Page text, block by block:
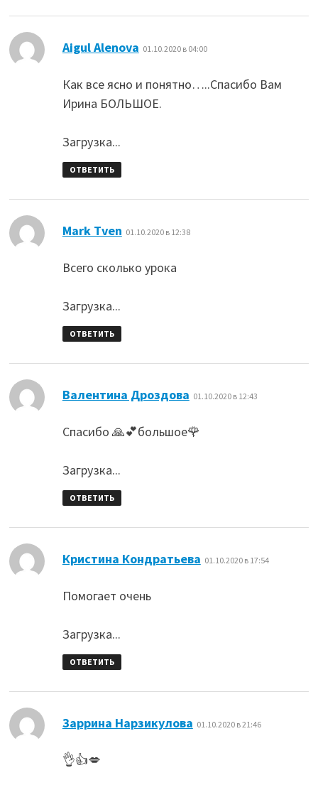
Aigul Alenova 01.10.2020 в 04:00
Как все ясно и понятно…..Спасибо Вам
Ирина БОЛЬШОЕ.
Загрузка...
ОТВЕТИТЬ
Mark Tven 01.10.2020 в 12:38
Всего сколько урока
Загрузка...
ОТВЕТИТЬ
Валентина Дроздова 01.10.2020 в 12:43
Спасибо 🙏💕большое🌹
Загрузка...
ОТВЕТИТЬ
Кристина Кондратьева 01.10.2020 в 17:54
Помогает очень
Загрузка...
ОТВЕТИТЬ
Заррина Нарзикулова 01.10.2020 в 21:46
👌👍💋